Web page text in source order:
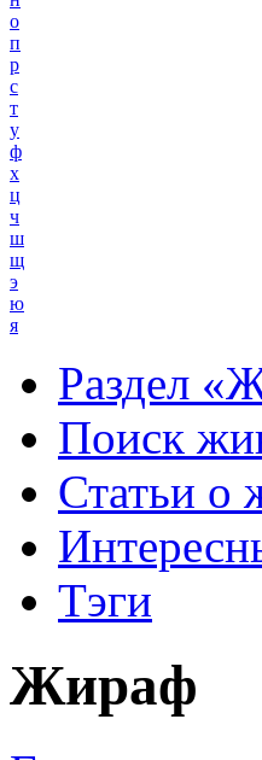
о
п
р
с
т
у
ф
х
ц
ч
ш
щ
э
ю
я
Раздел
Поиск
Статьи о
Тэги
Жираф